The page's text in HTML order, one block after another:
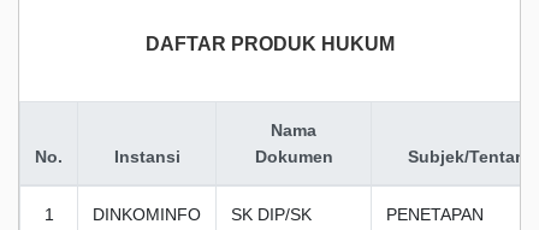
DAFTAR PRODUK HUKUM
No. Instansi
Nama
Dokumen
Subjek/Tentang
1 DINKOMINFO
SK DIP/SK
PENETAPAN